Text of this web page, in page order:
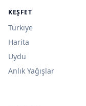
KEŞFET
Türkiye
Harita
Uydu
Anlık Yağışlar